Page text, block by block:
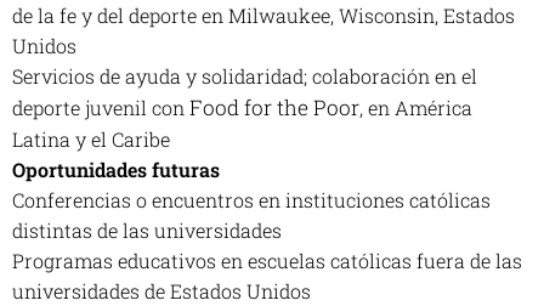
de la fe y del deporte en Milwaukee, Wisconsin, Estados
Unidos
Servicios de ayuda y solidaridad; colaboración en el
deporte juvenil conFood for the Poor, en América
Latina y el Caribe
Oportunidades futuras
Conferencias o encuentros en instituciones católicas
distintas de las universidades
Programas educativos en escuelas católicas fuera de las
universidades de Estados Unidos